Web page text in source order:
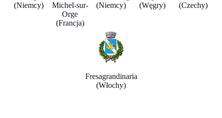
(Niemcy)
Michel-sur-
Orge
(Francja)
(Niemcy)
(Węgry)
(Czechy)
Fresagrandinaria
(Włochy)